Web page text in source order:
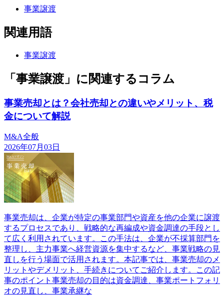
事業譲渡
関連用語
事業譲渡
「事業譲渡」に関連するコラム
事業売却とは？会社売却との違いやメリット、税
金について解説
M&A全般
2026年07月03日
事業売却は、企業が特定の事業部門や資産を他の企業に譲渡
するプロセスであり、戦略的な再編成や資金調達の手段とし
て広く利用されています。この手法は、企業が不採算部門を
整理し、主力事業へ経営資源を集中するなど、事業戦略の見
直しを行う場面で活用されます。本記事では、事業売却のメ
リットやデメリット、手続きについてご紹介します。この記
事のポイント事業売却の目的は資金調達、事業ポートフォリ
オの見直し、事業承継な